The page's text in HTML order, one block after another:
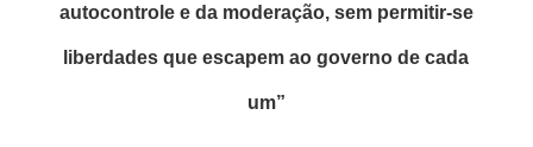
autocontrole e da moderação, sem permitir-se
liberdades que escapem ao governo de cada
um”